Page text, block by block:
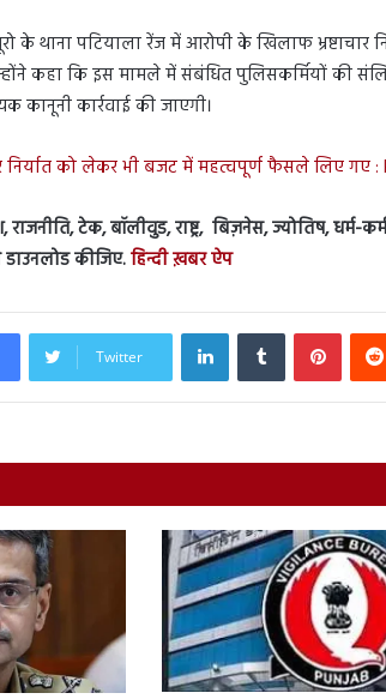
के थाना पटियाला रेंज में आरोपी के खिलाफ
कहा कि इस मामले में संबंधित पुलिसकर्मियों की
कार्रवाई की जाएगी।
निर्यात को लेकर भी बजट में महत्वपूर्ण फैसले लिए गए :
राजनीति, टेक, बॉलीवुड, राष्ट्र, बिज़नेस, ज्योतिष,
कीजिए.हिन्दी ख़बर ऐप
Twitter
LinkedInTumblr